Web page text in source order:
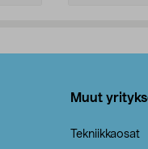
Muut
Tekniikkaosat